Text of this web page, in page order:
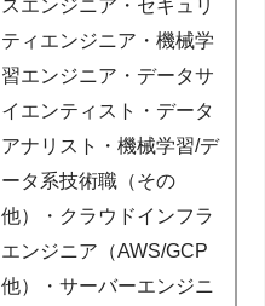
スエンジニア・セキュリ
ティエンジニア・機械学
習エンジニア・データサ
イエンティスト・データ
アナリスト・機械学習/デ
ータ系技術職（その
他）・クラウドインフラ
エンジニア（AWS/GCP
他）・サーバーエンジニ